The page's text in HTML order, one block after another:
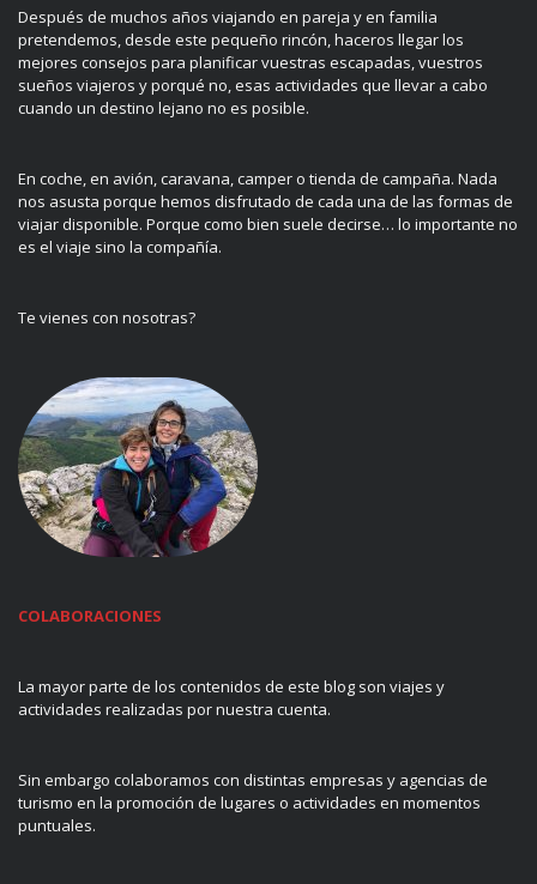
Después de muchos años viajando en pareja y en familia
pretendemos, desde este pequeño rincón, haceros llegar los
mejores consejos para planificar vuestras escapadas, vuestros
sueños viajeros y porqué no, esas actividades que llevar a cabo
cuando un destino lejano no es posible.
En coche, en avión, caravana, camper o tienda de campaña. Nada
nos asusta porque hemos disfrutado de cada una de las formas de
viajar disponible. Porque como bien suele decirse… lo importante no
es el viaje sino la compañía.
Te vienes con nosotras?
COLABORACIONES
La mayor parte de los contenidos de este blog son viajes y
actividades realizadas por nuestra cuenta.
Sin embargo colaboramos con distintas empresas y agencias de
turismo en la promoción de lugares o actividades en momentos
puntuales.